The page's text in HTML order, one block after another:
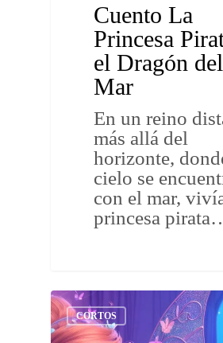
Cuento La
Princesa
el Dragón del
Mar
En un reino
más allá del
horizonte,
cielo se
con el mar,
princesa
CORTOS